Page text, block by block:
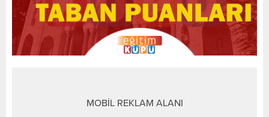
MOBİL REKLAM ALANI